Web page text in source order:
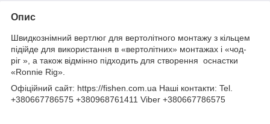
Опис
Швидкознімний вертлюг для вертолітного монтажу з кільцем
підійде для використання в «вертолітних» монтажах і «чод-
ріг », а також відмінно підходить для створення оснастки
«Ronnie Rig».
Офіційний сайт: https://fishen.com.ua Наші контакти: Tel.
+380667786575 +380968761411 Viber +380667786575